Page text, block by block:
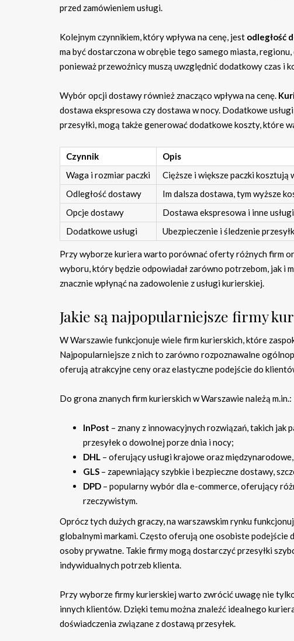
przed zamówieniem usługi.
Kolejnym czynnikiem, który wpływa na cenę, jest odległość
ma być dostarczona w obrębie tego samego miasta,
ponieważ przewoźnicy muszą uwzględnić dodatkowy czas i
Wybór opcji dostawy również znacząco wpływa na cenę.
dostawa ekspresowa czy dostawa w nocy. Dodatkowe
przesyłki, mogą także generować dodatkowe koszty, które
Czynnik Opis
Waga i rozmiar paczki
Cięższe i większe paczki kosztują
Odległość dostawy
Im dalsza dostawa, tym wyższe
Opcje dostawy
Dostawa ekspresowa i inne
Dodatkowe usługi
Ubezpieczenie i śledzenie
Przy wyborze kuriera warto porównać oferty różnych firm
wyboru, który będzie odpowiadał zarówno potrzebom, jak i
znacznie wpłynąć na zadowolenie z usługi kurierskiej.
Jakie są najpopularniejsze firmy
W Warszawie funkcjonuje wiele firm kurierskich, które
Najpopularniejsze z nich to zarówno rozpoznawalne
oferują atrakcyjne ceny oraz elastyczne podejście do
Do grona znanych firm kurierskich w Warszawie należą m.in.:
InPost – znany z innowacyjnych rozwiązań, takich jak
przesyłek o dowolnej porze dnia i nocy;
DHL – oferujący usługi krajowe oraz
GLS – zapewniający szybkie i bezpieczne dostawy,
DPD – popularny wybór dla e-commerce, oferujący
rzeczywistym.
Oprócz tych dużych graczy, na warszawskim rynku
globalnymi markami. Często oferują one osobiste podejście
osoby prywatne. Takie firmy mogą dostarczyć przesyłki
indywidualnych potrzeb klienta.
Przy wyborze firmy kurierskiej warto zwrócić uwagę nie
innych klientów. Dzięki temu można znaleźć idealnego
doświadczenia związane z dostawą przesyłek.